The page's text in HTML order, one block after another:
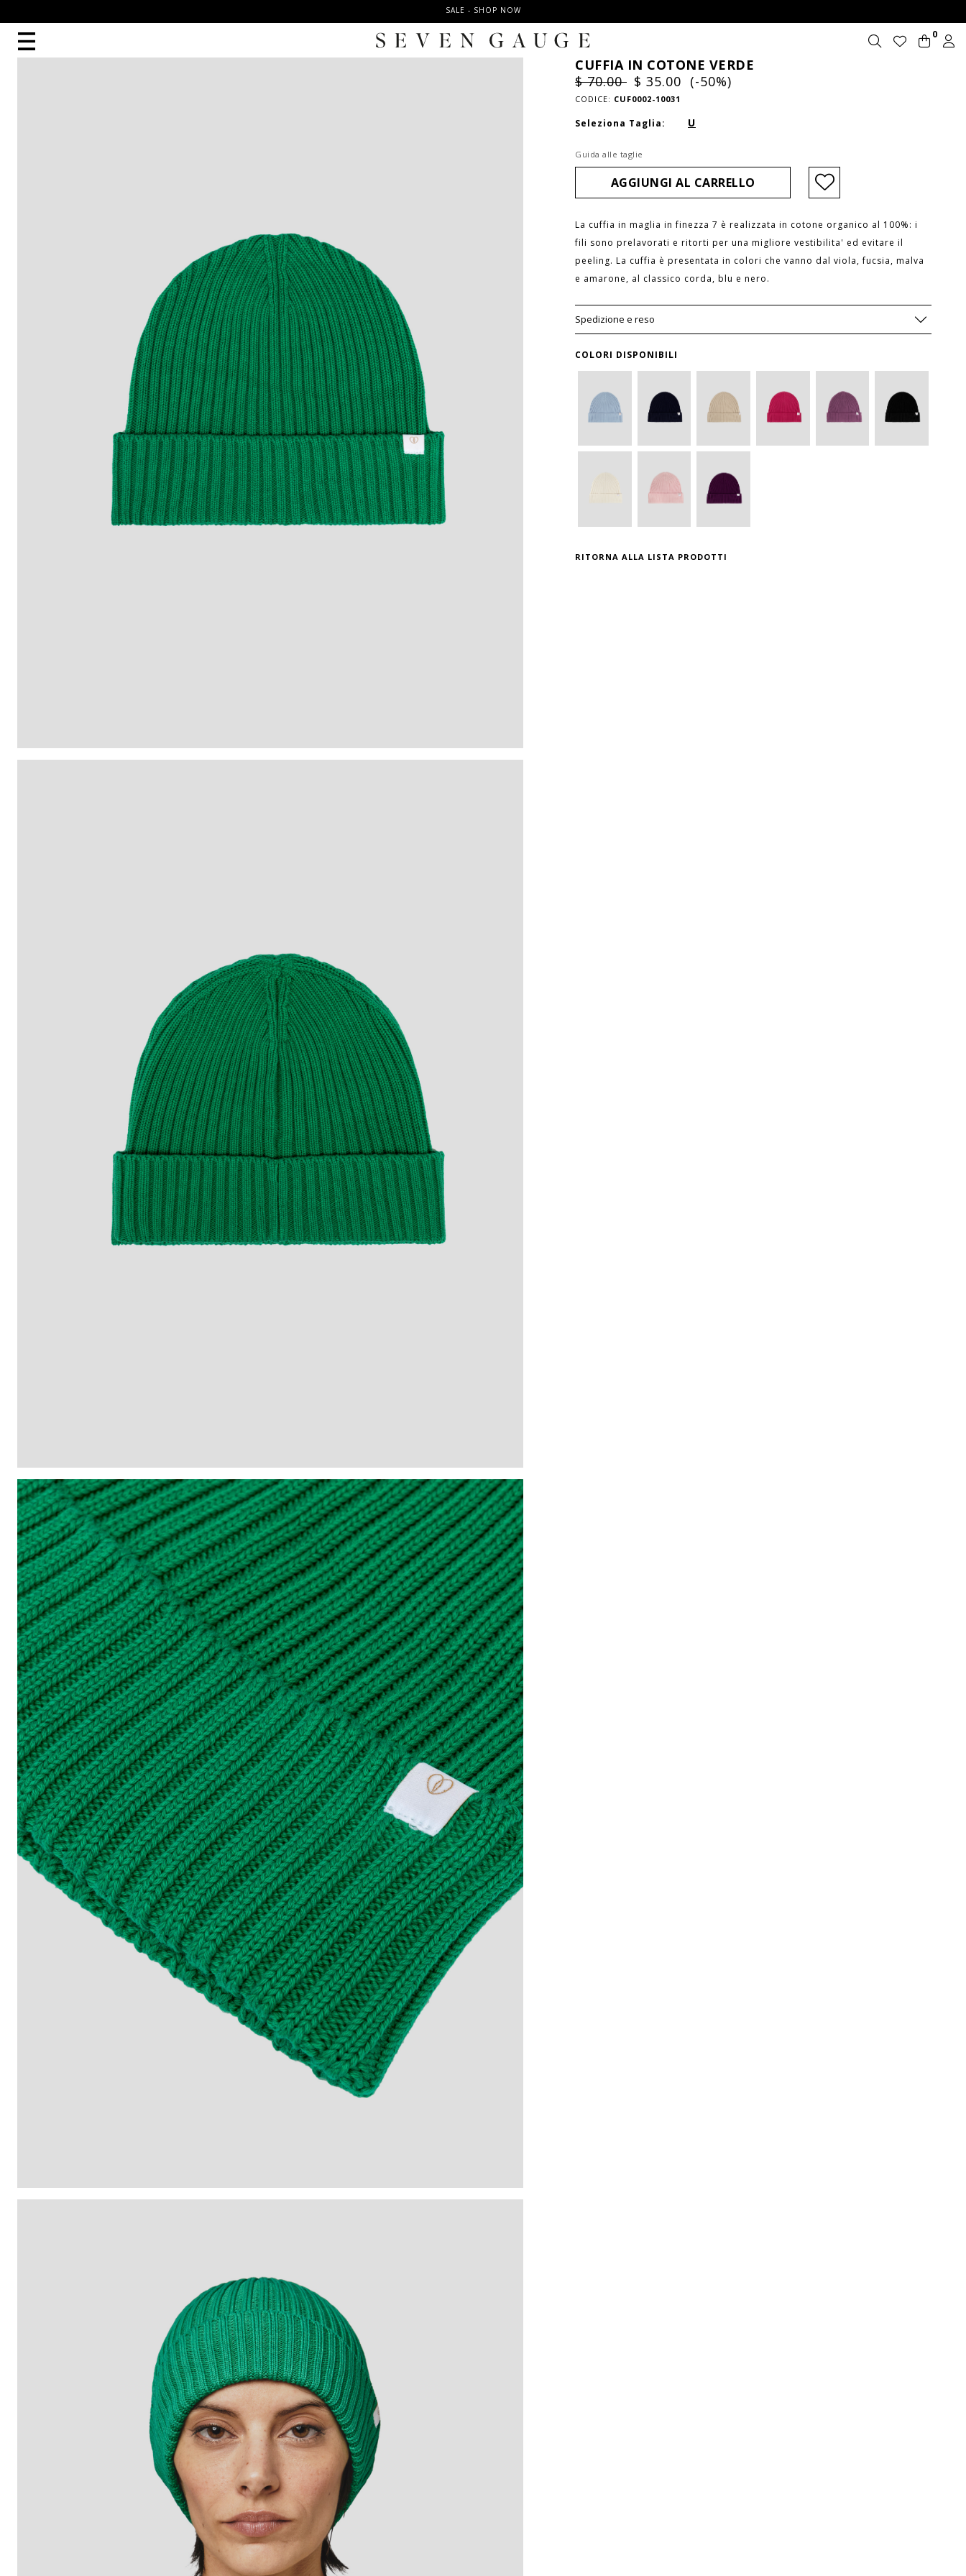
SALE - SHOP NOW
0
CUFFIA IN COTONE VERDE
$ 70.00 $ 35.00 (-50%)
CODICE: CUF0002-10031
Seleziona Taglia: U
Guida alle taglie
La cuffia in maglia in finezza 7 è realizzata in cotone organico al 100%: i
fili sono prelavorati e ritorti per una migliore vestibilita' ed evitare il
peeling. La cuffia è presentata in colori che vanno dal viola, fucsia, malva
e amarone, al classico corda, blu e nero.
Spedizione e reso
COLORI DISPONIBILI
RITORNA ALLA LISTA PRODOTTI
SIZE GUIDE
TAGLIA INTERNAZIONALE ALTEZZA (CM)
U
28
QUESTO ARTICOLO HA TUTTE LE TAGLIE DISPONIBILI!
WISHLIST
per salvare questo articolo nella tua wishlist personale, effettua il
oppureregistratial sito